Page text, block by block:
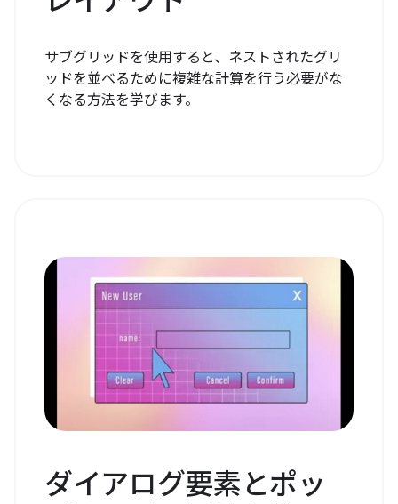
サブグリッドを使用すると、ネストされたグリ
ッドを並べるために複雑な計算を行う必要がな
くなる方法を学びます。
ダイアログ要素とポッ